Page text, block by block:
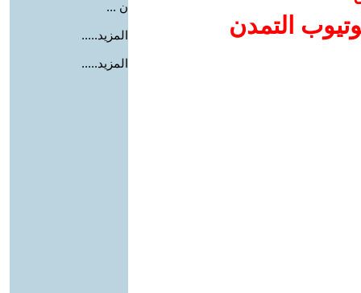
التمدن
ن ...
المزيد.....
المزيد.....